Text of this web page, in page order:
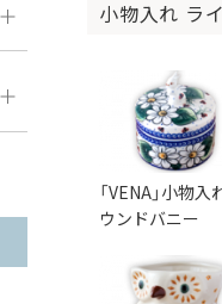
小物入れ ラ
「VENA」小物入
ウンドバニー